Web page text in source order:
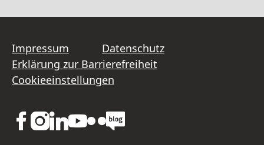
Impressum
Datenschutz
Erklärung zur Barrierefreiheit
Cookieeinstellungen